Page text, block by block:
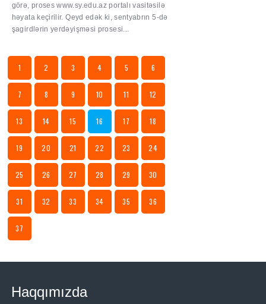
görə, proses www.sy.edu.az portalı vasitəsilə
həyata keçirilir. Qeyd edək ki, sentyabrın 5-də
şagirdlərin yerdəyişməsi prosesi...
1 2 3 4 5 6
7 8 9 10 11 12
13 14 15 16 17 18
19 20 21 22 23 24
25 26 27 28 29 30
31 32 33 34 35 36
37
Haqqımızda